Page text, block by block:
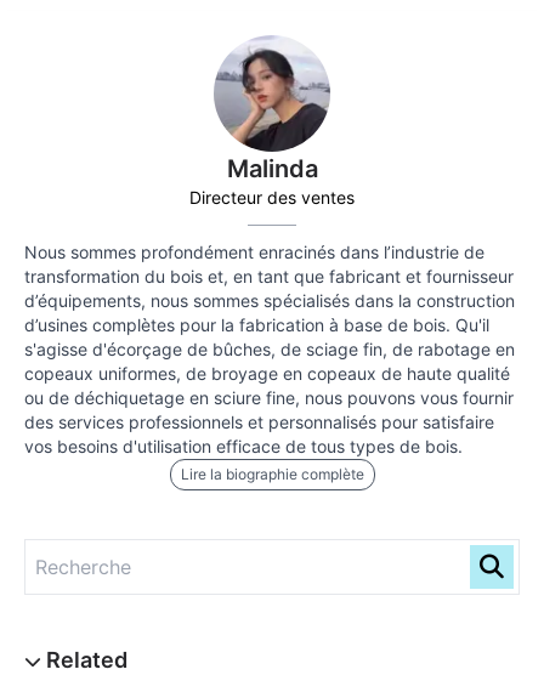
Malinda
Directeur des ventes
Nous sommes profondément enracinés dans l’industrie de
transformation du bois et, en tant que fabricant et fournisseur
d’équipements, nous sommes spécialisés dans la construction
d’usines complètes pour la fabrication à base de bois. Qu'il
s'agisse d'écorçage de bûches, de sciage fin, de rabotage en
copeaux uniformes, de broyage en copeaux de haute qualité
ou de déchiquetage en sciure fine, nous pouvons vous fournir
des services professionnels et personnalisés pour satisfaire
vos besoins d'utilisation efficace de tous types de bois.
Lire la biographie complète